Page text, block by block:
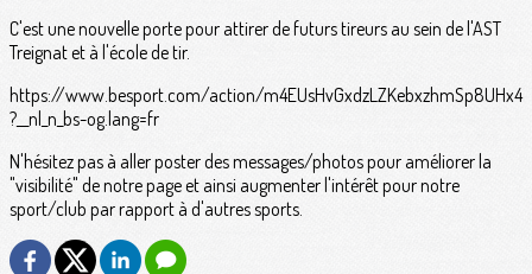
C'est une nouvelle porte pour attirer de futurs tireurs au sein de l'AST
Treignat et à l'école de tir.
https://www.besport.com/action/m4EUsHvGxdzLZKebxzhmSp8UHx4
?__nl_n_bs-og.lang=fr
N'hésitez pas à aller poster des messages/photos pour améliorer la
"visibilité" de notre page et ainsi augmenter l'intérêt pour notre
sport/club par rapport à d'autres sports.